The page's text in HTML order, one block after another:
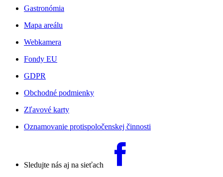
Gastronómia
Mapa areálu
Webkamera
Fondy EU
GDPR
Obchodné podmienky
Zľavové karty
Oznamovanie protispoločenskej činnosti
Sledujte nás aj na sieťach